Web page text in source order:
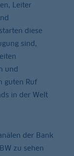
Leiter
diese
sind,
und
guten Ruf
in der Welt
der Bank
zu sehen